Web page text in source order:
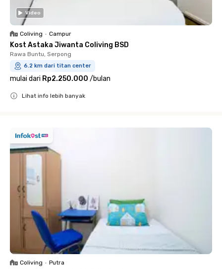
Video
Coliving • Campur
Kost Astaka Jiwanta Coliving BSD
Rawa Buntu, Serpong
6.2 km dari titan center
mulai dari Rp2.250.000 /bulan
Lihat info lebih banyak
Coliving • Putra